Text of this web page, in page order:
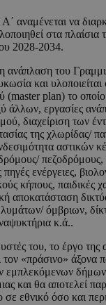
αναμένεται να
στα πλαίσια
2028-2034.
η ανάπλαση του
και
(master plan) το οποίο
άλλων, εργασίες
διαχείριση των
της χλωρίδας/
αστικών
ενέργειες,
κήπους, παιδικές
αποκατάσταση
όμβριων,
κ.ά..
του, το έργο της
τον «πράσινο» άξονα
εμπλεκόμενων
και θα αποτελεί
σε εθνικό όσο και